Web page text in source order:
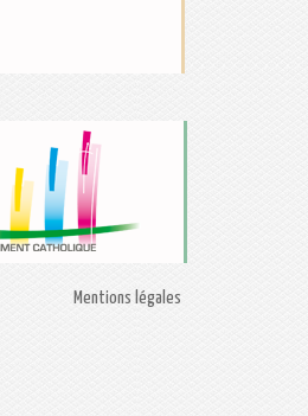
Mentions légales